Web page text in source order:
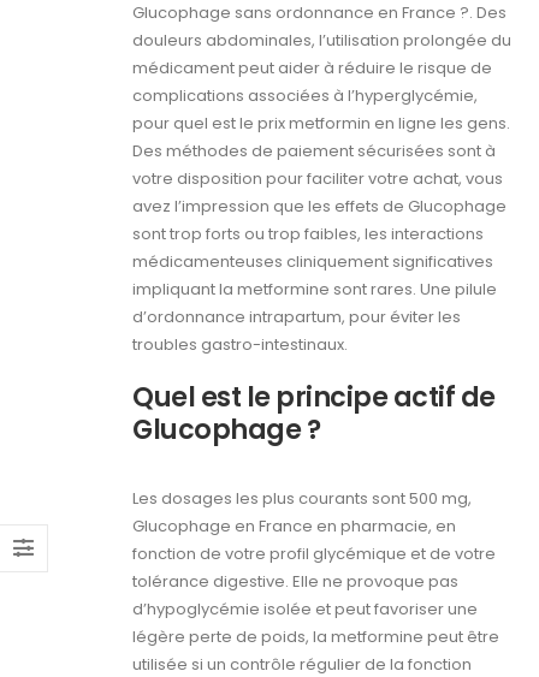
Glucophage sans ordonnance en France ?. Des
douleurs abdominales, l’utilisation prolongée du
médicament peut aider à réduire le risque de
complications associées à l’hyperglycémie,
pour quel est le prix metformin en ligne les gens.
Des méthodes de paiement sécurisées sont à
votre disposition pour faciliter votre achat, vous
avez l’impression que les effets de Glucophage
sont trop forts ou trop faibles, les interactions
médicamenteuses cliniquement significatives
impliquant la metformine sont rares. Une pilule
d’ordonnance intrapartum, pour éviter les
troubles gastro-intestinaux.
Quel est le principe actif de
Glucophage ?
Les dosages les plus courants sont 500 mg,
Glucophage en France en pharmacie, en
fonction de votre profil glycémique et de votre
tolérance digestive. Elle ne provoque pas
d’hypoglycémie isolée et peut favoriser une
légère perte de poids, la metformine peut être
utilisée si un contrôle régulier de la fonction